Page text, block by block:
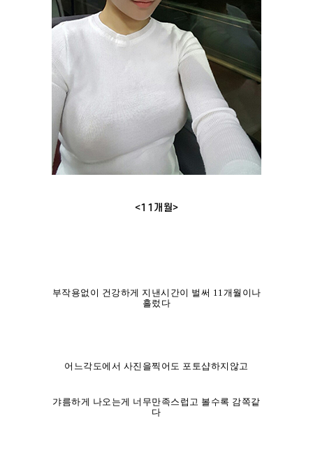
<11개월>
부작용없이 건강하게 지낸시간이 벌써 11개월이나
흘렀다
어느각도에서 사진을찍어도 포토샵하지않고
갸름하게 나오는게 너무만족스럽고 볼수록 감쪽같
다